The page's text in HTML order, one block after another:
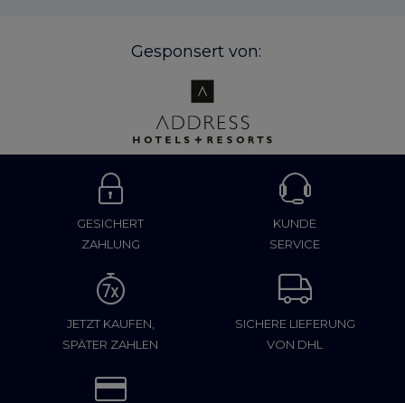
Gesponsert von:
GESICHERT
ZAHLUNG
KUNDE
SERVICE
JETZT KAUFEN,
SPÄTER ZAHLEN
SICHERE LIEFERUNG
VON DHL